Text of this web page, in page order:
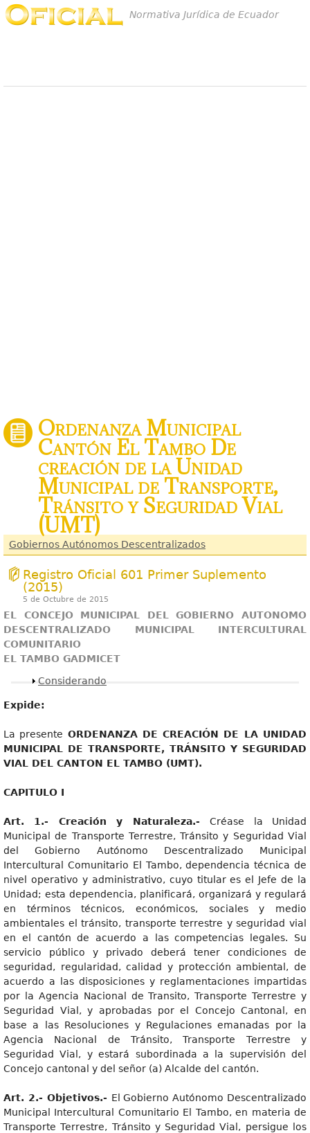
Normativa Jurídica de Ecuador
Ordenanza Municipal
Cantón El Tambo De
creación de la Unidad
Municipal de Transporte,
Tránsito y Seguridad Vial
(UMT)
Gobiernos Autónomos Descentralizados
Registro Oficial 601 Primer Suplemento
(2015)
5 de Octubre de 2015
EL CONCEJO MUNICIPAL DEL GOBIERNO AUTONOMO
DESCENTRALIZADO MUNICIPAL INTERCULTURAL
COMUNITARIO
EL TAMBO GADMICET
Mostrar
Considerando
Expide:
La presente ORDENANZA DE CREACIÓN DE LA UNIDAD
MUNICIPAL DE TRANSPORTE, TRÁNSITO Y SEGURIDAD
VIAL DEL CANTON EL TAMBO (UMT).
CAPITULO I
Art. 1.- Creación y Naturaleza.-Créase la Unidad
Municipal de Transporte Terrestre, Tránsito y Seguridad Vial
del Gobierno Autónomo Descentralizado Municipal
Intercultural Comunitario El Tambo, dependencia técnica de
nivel operativo y administrativo, cuyo titular es el Jefe de la
Unidad; esta dependencia, planificará, organizará y regulará
en términos técnicos, económicos, sociales y medio
ambientales el tránsito, transporte terrestre y seguridad vial
en el cantón de acuerdo a las competencias legales. Su
servicio público y privado deberá tener condiciones de
seguridad, regularidad, calidad y protección ambiental, de
acuerdo a las disposiciones y reglamentaciones impartidas
por la Agencia Nacional de Transito, Transporte Terrestre y
Seguridad Vial, y aprobadas por el Concejo Cantonal, en
base a las Resoluciones y Regulaciones emanadas por la
Agencia Nacional de Tránsito, Transporte Terrestre y
Seguridad Vial, y estará subordinada a la supervisión del
Concejo cantonal y del señor (a) Alcalde del cantón.
Art. 2.- Objetivos.- El Gobierno Autónomo Descentralizado
Municipal Intercultural Comunitario El Tambo, en materia de
Transporte Terrestre, Tránsito y Seguridad Vial, persigue los